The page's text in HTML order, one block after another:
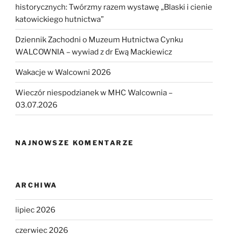
historycznych: Twórzmy razem wystawę „Blaski i cienie
katowickiego hutnictwa”
Dziennik Zachodni o Muzeum Hutnictwa Cynku
WALCOWNIA – wywiad z dr Ewą Mackiewicz
Wakacje w Walcowni 2026
Wieczór niespodzianek w MHC Walcownia –
03.07.2026
NAJNOWSZE KOMENTARZE
ARCHIWA
lipiec 2026
czerwiec 2026